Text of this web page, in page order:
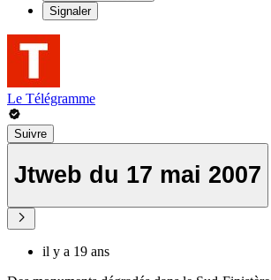
Signaler
Le Télégramme
Suivre
Jtweb du 17 mai 2007
il y a 19 ans